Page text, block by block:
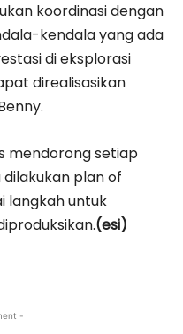
koordinasi dengan
kendala yang ada
di eksplorasi
direalisasikan
mendorong setiap
plan of
langkah untuk
(esi)
-